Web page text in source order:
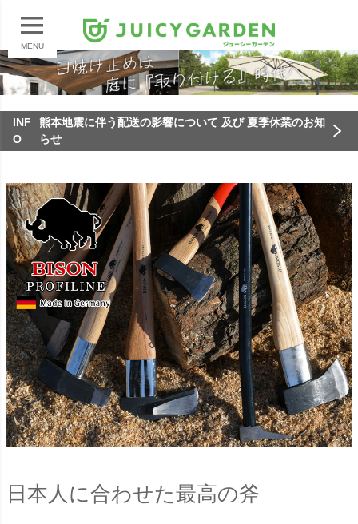
MENU
INF
O
熊本地震に伴う配送の影響について 及び 夏季休業のお知
らせ
日本人に合わせた最高の斧